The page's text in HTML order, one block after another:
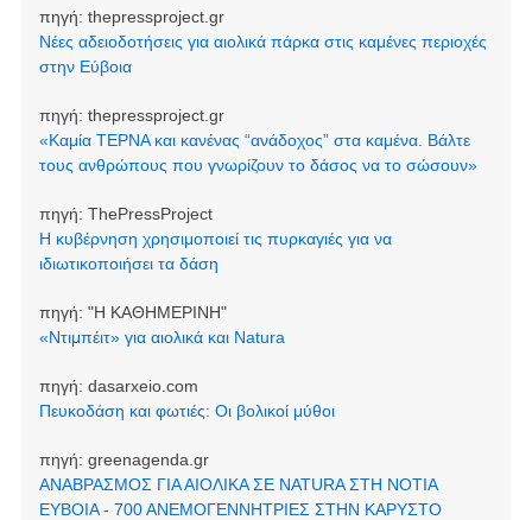
πηγή: thepressproject.gr
Νέες αδειοδοτήσεις για αιολικά πάρκα στις καμένες περιοχές
στην Εύβοια
πηγή: thepressproject.gr
«Καμία ΤΕΡΝΑ και κανένας “ανάδοχος” στα καμένα. Βάλτε
τους ανθρώπους που γνωρίζουν το δάσος να το σώσουν»
πηγή: ThePressProject
Η κυβέρνηση χρησιμοποιεί τις πυρκαγιές για να
ιδιωτικοποιήσει τα δάση
πηγή: "Η ΚΑΘΗΜΕΡΙΝΗ"
«Ντιμπέιτ» για αιολικά και Natura
πηγή: dasarxeio.com
Πευκοδάση και φωτιές: Οι βολικοί μύθοι
πηγή: greenagenda.gr
ΑΝΑΒΡΑΣΜΟΣ ΓΙΑ ΑΙΟΛΙΚΑ ΣΕ NATURA ΣΤΗ ΝΟΤΙΑ
ΕΥΒΟΙΑ - 700 ΑΝΕΜΟΓΕΝΝΗΤΡΙΕΣ ΣΤΗΝ ΚΑΡΥΣΤΟ